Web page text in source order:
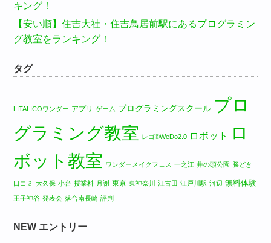
キング！
【安い順】住吉大社・住吉鳥居前駅にあるプログラミン
グ教室をランキング！
タグ
LITALICOワンダー アプリ ゲーム プログラミングスクール プロ
グラミング教室 レゴ®WeDo2.0 ロボット
ロ
ボット教室 ワンダーメイクフェス 一之江 井の頭公園 勝どき
口コミ 大久保 小台 授業料 月謝 東京 東神奈川 江古田 江戸川駅 河辺 無料体験
王子神谷 発表会 落合南長崎 評判
NEW エントリー